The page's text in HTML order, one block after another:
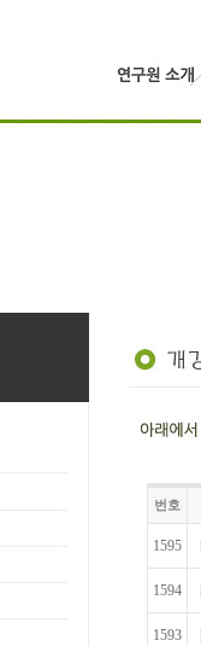
번호
1595
1594
1593